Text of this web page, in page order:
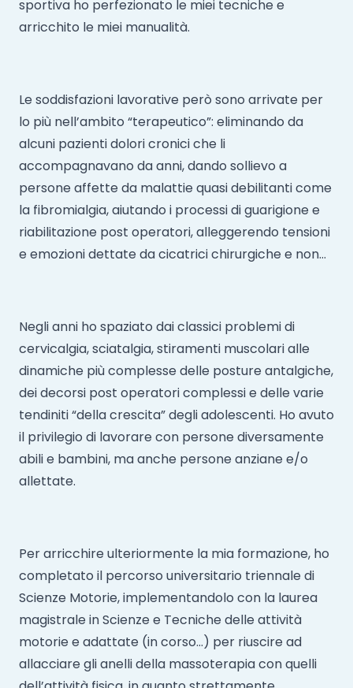
sportiva ho perfezionato le miei tecniche e
arricchito le miei manualità.
Le soddisfazioni lavorative però sono arrivate per
lo più nell’ambito “terapeutico”: eliminando da
alcuni pazienti dolori cronici che li
accompagnavano da anni, dando sollievo a
persone affette da malattie quasi debilitanti come
la fibromialgia, aiutando i processi di guarigione e
riabilitazione post operatori, alleggerendo tensioni
e emozioni dettate da cicatrici chirurgiche e non…
Negli anni ho spaziato dai classici problemi di
cervicalgia, sciatalgia, stiramenti muscolari alle
dinamiche più complesse delle posture antalgiche,
dei decorsi post operatori complessi e delle varie
tendiniti “della crescita” degli adolescenti. Ho avuto
il privilegio di lavorare con persone diversamente
abili e bambini, ma anche persone anziane e/o
allettate.
Per arricchire ulteriormente la mia formazione, ho
completato il percorso universitario triennale di
Scienze Motorie, implementandolo con la laurea
magistrale in Scienze e Tecniche delle attività
motorie e adattate (in corso…) per riuscire ad
allacciare gli anelli della massoterapia con quelli